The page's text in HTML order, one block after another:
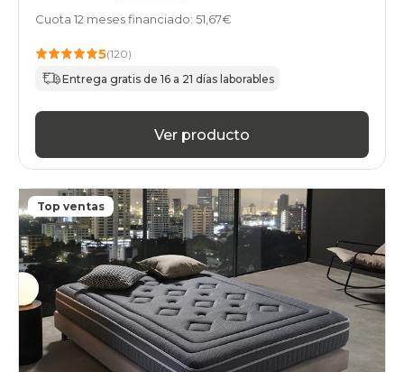
Cuota 12 meses financiado: 51,67€
5(120)
Entrega gratis de 16 a 21 días laborables
Ver producto
Top ventas